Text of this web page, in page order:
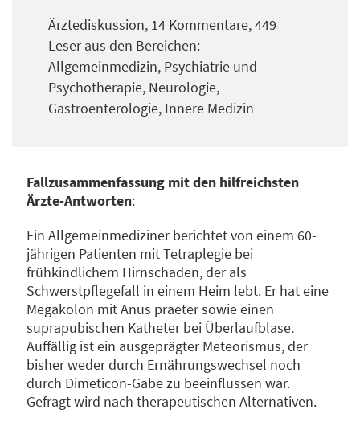
Ärztediskussion, 14 Kommentare, 449
Leser aus den Bereichen:
Allgemeinmedizin, Psychiatrie und
Psychotherapie, Neurologie,
Gastroenterologie, Innere Medizin
Fallzusammenfassung mit den hilfreichsten
Ärzte-Antworten:
Ein Allgemeinmediziner berichtet von einem 60-
jährigen Patienten mit Tetraplegie bei
frühkindlichem Hirnschaden, der als
Schwerstpflegefall in einem Heim lebt. Er hat eine
Megakolon mit Anus praeter sowie einen
suprapubischen Katheter bei Überlaufblase.
Auffällig ist ein ausgeprägter Meteorismus, der
bisher weder durch Ernährungswechsel noch
durch Dimeticon-Gabe zu beeinflussen war.
Gefragt wird nach therapeutischen Alternativen.